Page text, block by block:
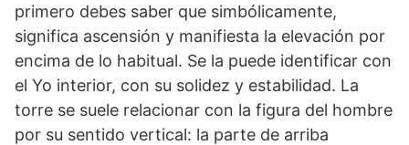
primero debes saber que simbólicamente,
significa ascensión y manifiesta la elevación por
encima de lo habitual. Se la puede identificar con
el Yo interior, con su solidez y estabilidad. La
torre se suele relacionar con la figura del hombre
por su sentido vertical: la parte de arriba